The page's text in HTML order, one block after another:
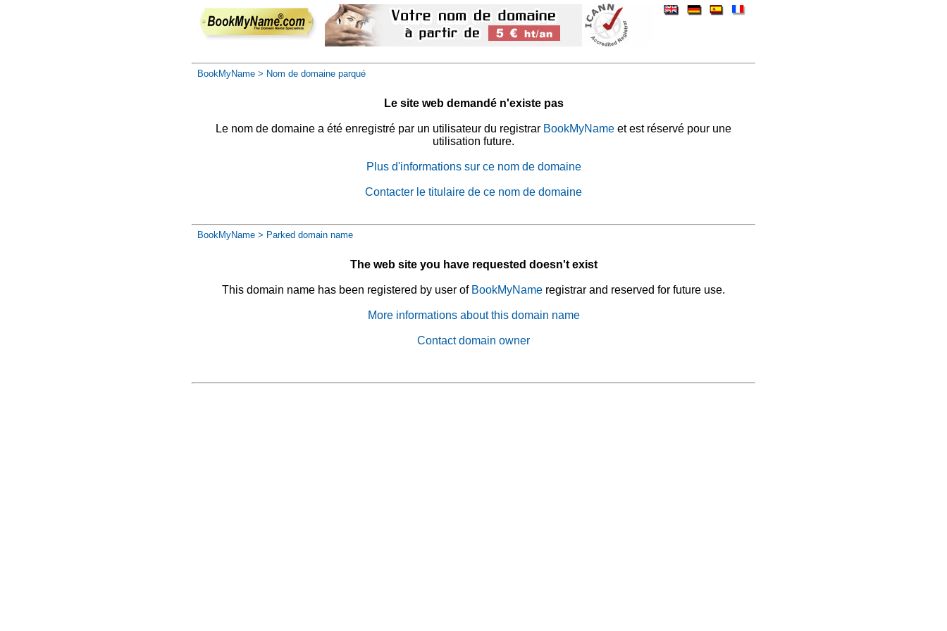
BookMyName > Nom de domaine parqué
Le site web demandé n'existe pas
Le nom de domaine a été enregistré par un utilisateur du registrar BookMyName et est réservé pour une
utilisation future.
Plus d'informations sur ce nom de domaine
Contacter le titulaire de ce nom de domaine
BookMyName > Parked domain name
The web site you have requested doesn't exist
This domain name has been registered by user of BookMyName registrar and reserved for future use.
More informations about this domain name
Contact domain owner